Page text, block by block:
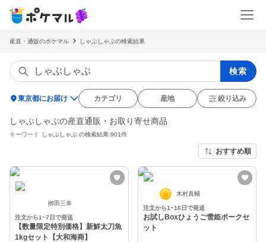
産直・通販のポケマル しゃぶしゃぶの検索結果
検索
location_on東京都にお届け カテゴリ 産地 絞り込み
しゃぶしゃぶの産直通販・お取り寄せ商品
キーワード しゃぶしゃぶ の検索結果:901件
おすすめ順
栁田三幸
注文から1~7日で発送
【数量限定特別価格】新鮮太刀魚
1kgセット【大和海商】
木村真輔
注文から1~16日で発送
お試しBoxひょうご雪姫ポークセ
ット